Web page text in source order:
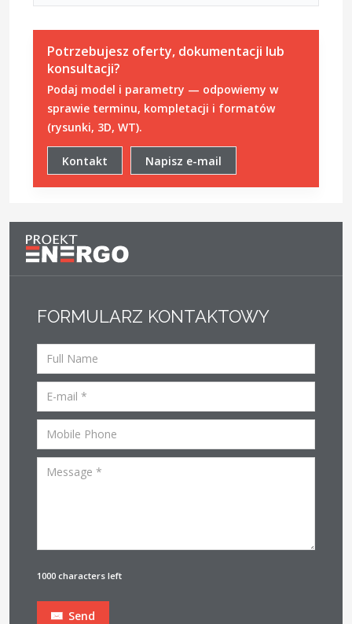
Potrzebujesz oferty, dokumentacji lub
konsultacji?
Podaj model i parametry — odpowiemy w
sprawie terminu, kompletacji i formatów
(rysunki, 3D, WT).
Kontakt Napisz e-mail
FORMULARZ KONTAKTOWY
1000 characters left
Send